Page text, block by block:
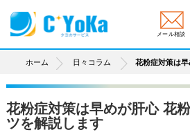
メール相談
ホーム 日々コラム 花粉症対策は
花粉症対策は早めが肝心 花
ツを解説します